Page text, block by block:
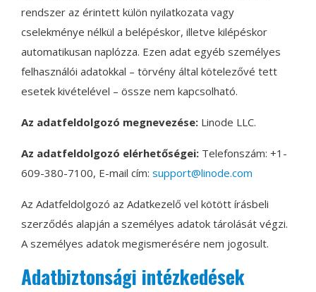
rendszer az érintett külön nyilatkozata vagy
cselekménye nélkül a belépéskor, illetve kilépéskor
automatikusan naplózza. Ezen adat egyéb személyes
felhasználói adatokkal – törvény által kötelezővé tett
esetek kivételével – össze nem kapcsolható.
Az adatfeldolgozó megnevezése: Linode LLC.
Az adatfeldolgozó elérhetőségei: Telefonszám: +1-
609-380-7100, E-mail cím: support@linode.com
Az Adatfeldolgozó az Adatkezelő vel kötött írásbeli
szerződés alapján a személyes adatok tárolását végzi.
A személyes adatok megismerésére nem jogosult.
Adatbiztonsági intézkedések